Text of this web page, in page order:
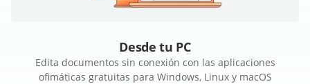
Desde tu PC
Edita documentos sin conexión con las aplicaciones
ofimáticas gratuitas para Windows, Linux y macOS